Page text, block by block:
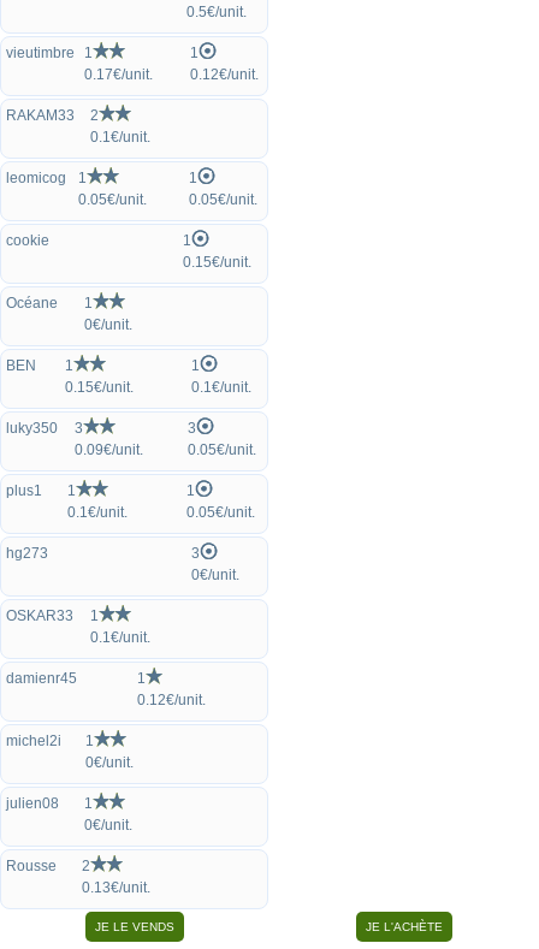
0.5€/unit.
vieutimbre
1
0.17€/unit.
1
0.12€/unit.
RAKAM33
2
0.1€/unit.
leomicog
1
0.05€/unit.
1
0.05€/unit.
cookie
1
0.15€/unit.
Océane
1
0€/unit.
BEN
1
0.15€/unit.
1
0.1€/unit.
luky350
3
0.09€/unit.
3
0.05€/unit.
plus1
1
0.1€/unit.
1
0.05€/unit.
hg273
3
0€/unit.
OSKAR33
1
0.1€/unit.
damienr45
1
0.12€/unit.
michel2i
1
0€/unit.
julien08
1
0€/unit.
Rousse
2
0.13€/unit.